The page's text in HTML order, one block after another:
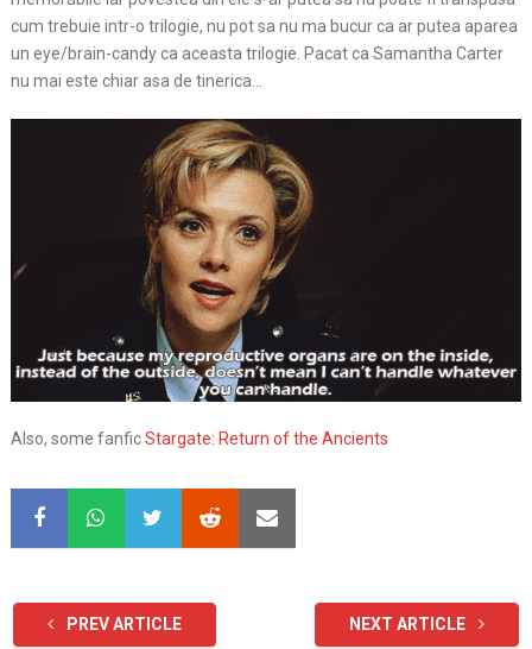
cum trebuie intr-o trilogie, nu pot sa nu ma bucur ca ar putea aparea
un eye/brain-candy ca aceasta trilogie. Pacat ca Samantha Carter
nu mai este chiar asa de tinerica…
Also, some fanficStargate: Return of the Ancients
PREV ARTICLE NEXT ARTICLE